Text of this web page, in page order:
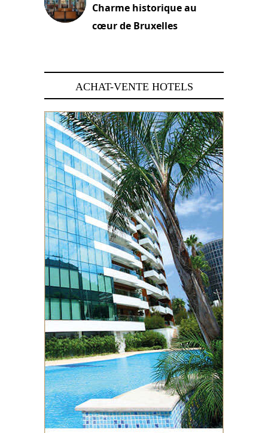
Charme historique au
cœur de Bruxelles
ACHAT-VENTE HOTELS